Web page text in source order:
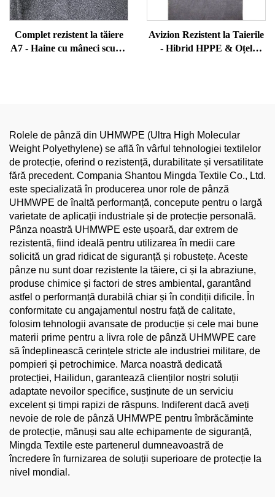
Complet rezistent la tăiere
A7 - Haine cu mâneci scurte
Avizion Rezistent la Taierile
- Hibrid HPPE & Oțel
Rolele de pânză din UHMWPE (Ultra High Molecular
Weight Polyethylene) se află în vârful tehnologiei textilelor
de protecție, oferind o rezistență, durabilitate și versatilitate
fără precedent. Compania Shantou Mingda Textile Co., Ltd.
este specializată în producerea unor role de pânză
UHMWPE de înaltă performanță, concepute pentru o largă
varietate de aplicații industriale și de protecție personală.
Pânza noastră UHMWPE este ușoară, dar extrem de
rezistentă, fiind ideală pentru utilizarea în medii care
solicită un grad ridicat de siguranță și robustețe. Aceste
pânze nu sunt doar rezistente la tăiere, ci și la abraziune,
produse chimice și factori de stres ambiental, garantând
astfel o performanță durabilă chiar și în condiții dificile. În
conformitate cu angajamentul nostru față de calitate,
folosim tehnologii avansate de producție și cele mai bune
materii prime pentru a livra role de pânză UHMWPE care
să îndeplinească cerințele stricte ale industriei militare, de
pompieri și petrochimice. Marca noastră dedicată
protecției, Hailidun, garantează clienților noștri soluții
adaptate nevoilor specifice, susținute de un serviciu
excelent și timpi rapizi de răspuns. Indiferent dacă aveți
nevoie de role de pânză UHMWPE pentru îmbrăcăminte
de protecție, mănuși sau alte echipamente de siguranță,
Mingda Textile este partenerul dumneavoastră de
încredere în furnizarea de soluții superioare de protecție la
nivel mondial.